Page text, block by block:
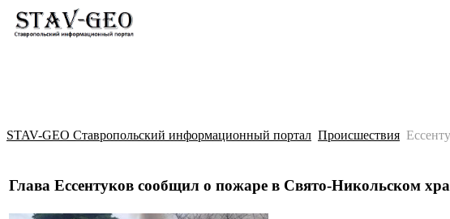
STAV-GEO Ставропольский информационный портал Происшествия
Глава Ессентуков сообщил о пожаре в Свято-Никольском